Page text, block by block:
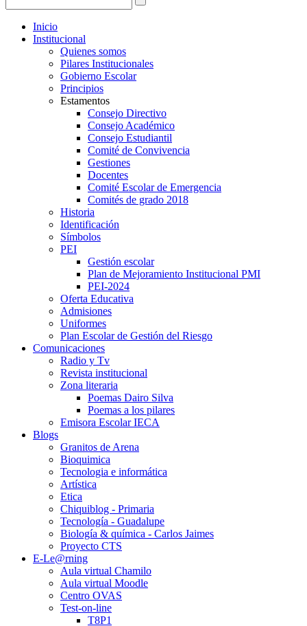
Inicio
Institucional
Quienes somos
Pilares Institucionales
Gobierno Escolar
Principios
Estamentos
Consejo Directivo
Consejo Académico
Consejo Estudiantil
Comité de Convivencia
Gestiones
Docentes
Comité Escolar de Emergencia
Comités de grado 2018
Historia
Identificación
Símbolos
PEI
Gestión escolar
Plan de Mejoramiento Institucional PMI
PEI-2024
Oferta Educativa
Admisiones
Uniformes
Plan Escolar de Gestión del Riesgo
Comunicaciones
Radio y Tv
Revista institucional
Zona literaria
Poemas Dairo Silva
Poemas a los pilares
Emisora Escolar IECA
Blogs
Granitos de Arena
Bioquimica
Tecnologia e informática
Artística
Etica
Chiquiblog - Primaria
Tecnología - Guadalupe
Biología & química - Carlos Jaimes
Proyecto CTS
E-Le@rning
Aula virtual Chamilo
Aula virtual Moodle
Centro OVAS
Test-on-line
T8P1